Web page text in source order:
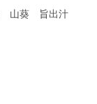
山葵 旨出汁